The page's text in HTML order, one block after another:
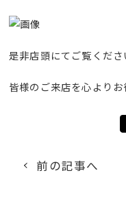
是非店頭にてご覧くだ
皆様のご来店を心より
前の記事へ